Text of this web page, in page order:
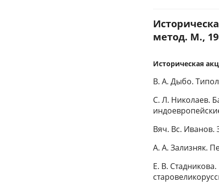
метод. М.,
Историческая
В. А. Дыбо.
С. Л. Николаев.
Вяч. Вс. Иванов.
А. А. Зализняк.
Е. В.